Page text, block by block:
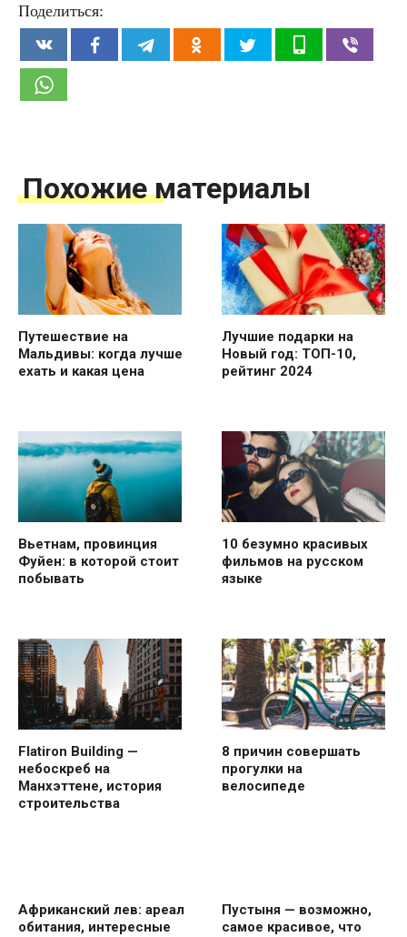
Поделиться:
Похожие материалы
Путешествие на
Мальдивы: когда лучше
ехать и какая цена
Лучшие подарки на
Новый год: ТОП-10,
рейтинг 2024
Вьетнам, провинция
Фуйен: в которой стоит
побывать
10 безумно красивых
фильмов на русском
языке
Flatiron Building —
небоскреб на
Манхэттене, история
строительства
8 причин совершать
прогулки на
велосипеде
Африканский лев: ареал
обитания, интересные
Пустыня — возможно,
самое красивое, что